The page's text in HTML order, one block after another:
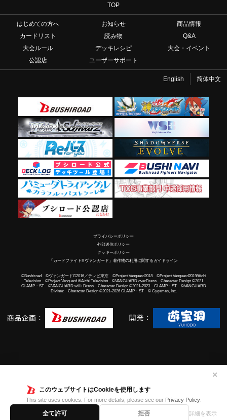
このウェブサイトはCookieを使用します
This site uses cookies. For more details, please see our Privacy Policy.
全て許可 拒否 詳細を表示
✕
TOP
はじめての方へ お知らせ
商品情報
カードリスト
読み物
Q&A
大会ルール
デッキレシピ
大会・イベント
公認店
ユーザーサポート
English 简体中文
プライバシーポリシー
外部送信ポリシー
クッキーポリシー
「カードファイト!! ヴァンガード」著作物の利用に関するガイドライン
©Bushiroad ©ヴァンガードG2016／テレビ東京 ©Project Vanguard2018 ©Project Vanguard2019/Aichi
Television ©Project Vanguard if/Aichi Television ©VANGUARD overDress Character Design ©2021
CLAMP・ST ©VANGUARD will+Dress Character Design ©2021-2023 CLAMP・ST ©VANGUARD
Divinez Character Design ©2021-2026 CLAMP・ST © Cygames, Inc.